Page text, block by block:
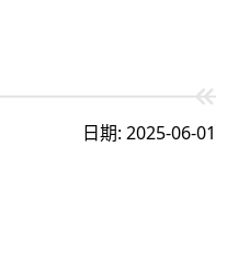
日期: 2025-06-01